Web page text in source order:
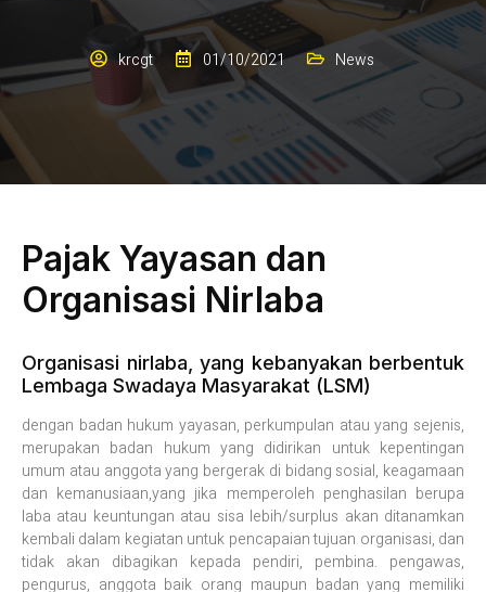
krcgt 01/10/2021 News
Pajak Yayasan dan
Organisasi Nirlaba
Organisasi nirlaba, yang kebanyakan berbentuk
Lembaga Swadaya Masyarakat (LSM)
dengan badan hukum yayasan, perkumpulan atau yang sejenis,
merupakan badan hukum yang didirikan untuk kepentingan
umum atau anggota yang bergerak di bidang sosial, keagamaan
dan kemanusiaan,yang jika memperoleh penghasilan berupa
laba atau keuntungan atau sisa lebih/surplus akan ditanamkan
kembali dalam kegiatan untuk pencapaian tujuan organisasi, dan
tidak akan dibagikan kepada pendiri, pembina. pengawas,
pengurus, anggota baik orang maupun badan yang memiliki